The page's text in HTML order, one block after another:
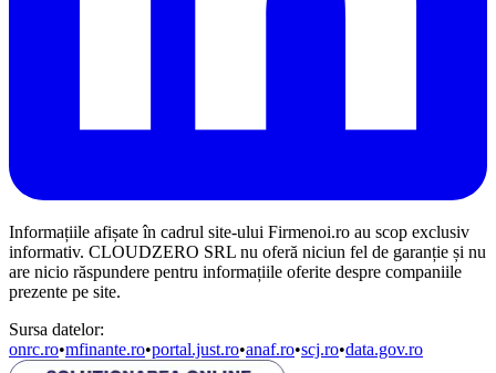
Informațiile afișate în cadrul site-ului Firmenoi.ro au scop exclusiv
informativ. CLOUDZERO SRL nu oferă niciun fel de garanție și nu
are nicio răspundere pentru informațiile oferite despre companiile
prezente pe site.
Sursa datelor:
onrc.ro•mfinante.ro•portal.just.ro•anaf.ro•scj.ro•data.gov.ro